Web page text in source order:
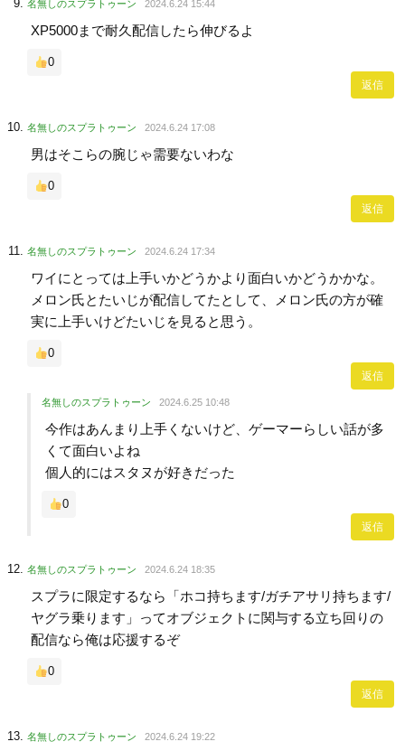
名無しのスプラトゥーン 2024.6.24 15:44
XP5000まで耐久配信したら伸びるよ
0
返信
名無しのスプラトゥーン 2024.6.24 17:08
男はそこらの腕じゃ需要ないわな
0
返信
名無しのスプラトゥーン 2024.6.24 17:34
ワイにとっては上手いかどうかより面白いかどうかかな。
メロン氏とたいじが配信してたとして、メロン氏の方が確
実に上手いけどたいじを見ると思う。
0
返信
名無しのスプラトゥーン 2024.6.25 10:48
今作はあんまり上手くないけど、ゲーマーらしい話が多
くて面白いよね
個人的にはスタヌが好きだった
0
返信
名無しのスプラトゥーン 2024.6.24 18:35
スプラに限定するなら「ホコ持ちます/ガチアサリ持ちます/
ヤグラ乗ります」ってオブジェクトに関与する立ち回りの
配信なら俺は応援するぞ
0
返信
名無しのスプラトゥーン 2024.6.24 19:22